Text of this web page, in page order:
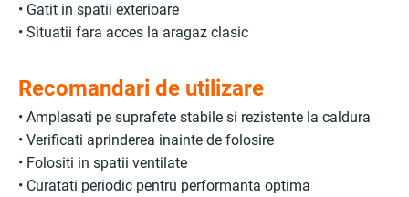
• Gatit in spatii exterioare
• Situatii fara acces la aragaz clasic
Recomandari de utilizare
• Amplasati pe suprafete stabile si rezistente la caldura
• Verificati aprinderea inainte de folosire
• Folositi in spatii ventilate
• Curatati periodic pentru performanta optima